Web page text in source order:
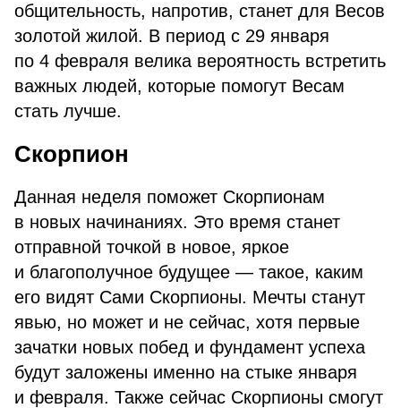
общительность, напротив, станет для Весов
золотой жилой. В период с 29 января
по 4 февраля велика вероятность встретить
важных людей, которые помогут Весам
стать лучше.
Скорпион
Данная неделя поможет Скорпионам
в новых начинаниях. Это время станет
отправной точкой в новое, яркое
и благополучное будущее — такое, каким
его видят Сами Скорпионы. Мечты станут
явью, но может и не сейчас, хотя первые
зачатки новых побед и фундамент успеха
будут заложены именно на стыке января
и февраля. Также сейчас Скорпионы смогут